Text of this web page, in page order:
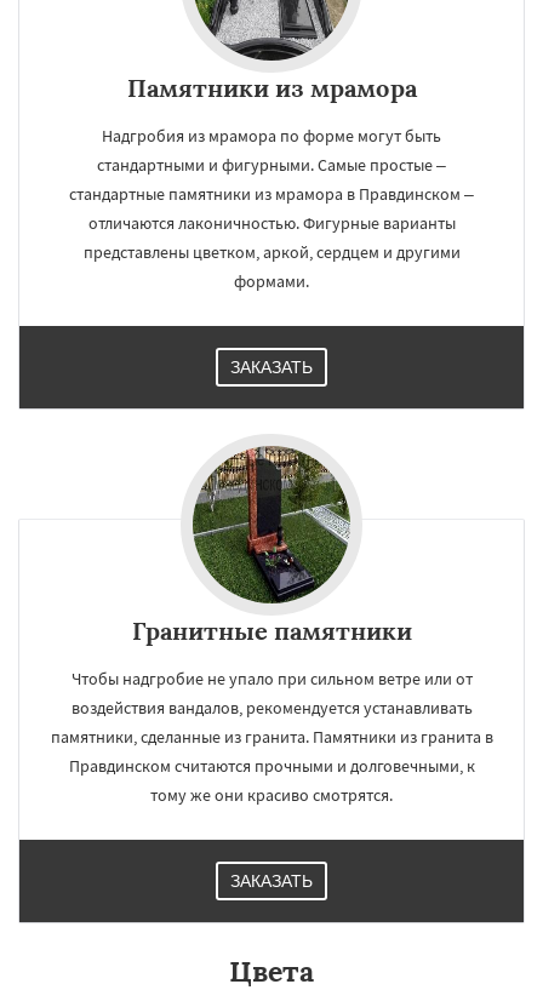
Памятники из мрамора
Надгробия из мрамора по форме могут быть
стандартными и фигурными. Самые простые –
стандартные памятники из мрамора в Правдинском –
отличаются лаконичностью. Фигурные варианты
представлены цветком, аркой, сердцем и другими
формами.
ЗАКАЗАТЬ
Гранитные памятники
Чтобы надгробие не упало при сильном ветре или от
воздействия вандалов, рекомендуется устанавливать
памятники, сделанные из гранита. Памятники из гранита в
Правдинском считаются прочными и долговечными, к
тому же они красиво смотрятся.
ЗАКАЗАТЬ
Цвета